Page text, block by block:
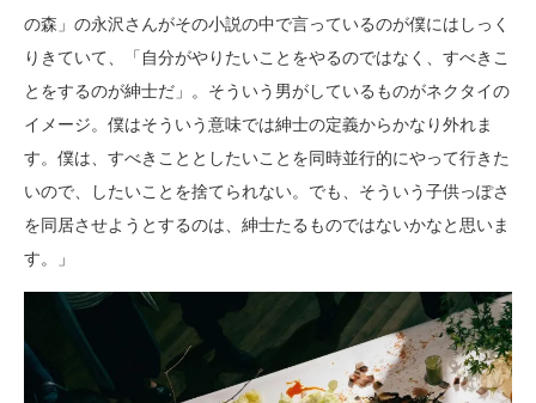
の森」の永沢さんがその小説の中で言っているのが僕にはしっく
りきていて、「自分がやりたいことをやるのではなく、すべきこ
とをするのが紳士だ」。そういう男がしているものがネクタイの
イメージ。僕はそういう意味では紳士の定義からかなり外れま
す。僕は、すべきこととしたいことを同時並行的にやって行きた
いので、したいことを捨てられない。でも、そういう子供っぽさ
を同居させようとするのは、紳士たるものではないかなと思いま
す。」